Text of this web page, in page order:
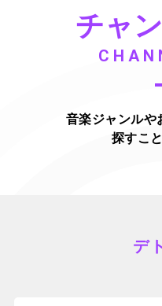
チャ
音楽ジャンルや
探すこ
デ